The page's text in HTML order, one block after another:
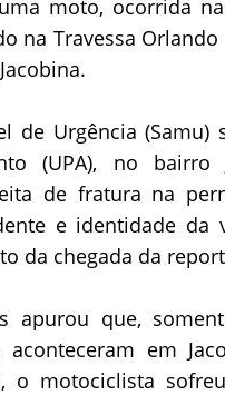
moto, ocorrida
na Travessa
de Urgência
(UPA), no
de fratura na
e identidade da
da chegada da
apurou que,
em
o motociclista